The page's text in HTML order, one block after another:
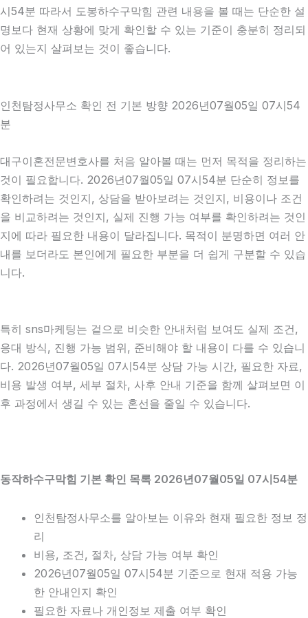
시54분 따라서 도봉하수구막힘 관련 내용을 볼 때는 단순한 설
명보다 현재 상황에 맞게 확인할 수 있는 기준이 충분히 정리되
어 있는지 살펴보는 것이 좋습니다.
인천탐정사무소 확인 전 기본 방향 2026년07월05일 07시54
분
대구이혼전문변호사를 처음 알아볼 때는 먼저 목적을 정리하는
것이 필요합니다. 2026년07월05일 07시54분 단순히 정보를
확인하려는 것인지, 상담을 받아보려는 것인지, 비용이나 조건
을 비교하려는 것인지, 실제 진행 가능 여부를 확인하려는 것인
지에 따라 필요한 내용이 달라집니다. 목적이 분명하면 여러 안
내를 보더라도 본인에게 필요한 부분을 더 쉽게 구분할 수 있습
니다.
특히 sns마케팅는 겉으로 비슷한 안내처럼 보여도 실제 조건,
응대 방식, 진행 가능 범위, 준비해야 할 내용이 다를 수 있습니
다. 2026년07월05일 07시54분 상담 가능 시간, 필요한 자료,
비용 발생 여부, 세부 절차, 사후 안내 기준을 함께 살펴보면 이
후 과정에서 생길 수 있는 혼선을 줄일 수 있습니다.
동작하수구막힘 기본 확인 목록 2026년07월05일 07시54분
인천탐정사무소를 알아보는 이유와 현재 필요한 정보 정
리
비용, 조건, 절차, 상담 가능 여부 확인
2026년07월05일 07시54분 기준으로 현재 적용 가능
한 안내인지 확인
필요한 자료나 개인정보 제출 여부 확인